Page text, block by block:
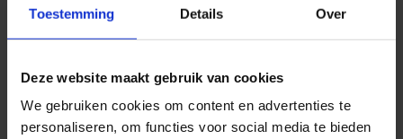
Toestemming Details Over
Deze website maakt gebruik van cookies
We gebruiken cookies om content en advertenties te
personaliseren, om functies voor social media te bieden